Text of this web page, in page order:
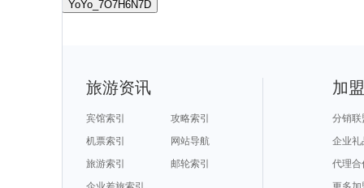
YoYo_7O7H6N7D
旅游资讯
宾馆索引
攻略索引
机票索引
网站导航
旅游索引
邮轮索引
加
分销联
企业礼
代理合